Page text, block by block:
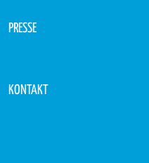
PRESSE
KONTAKT